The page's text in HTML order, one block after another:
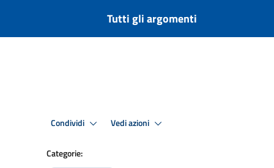
Tutti gli argomenti
Condividi Vedi azioni
Categorie: